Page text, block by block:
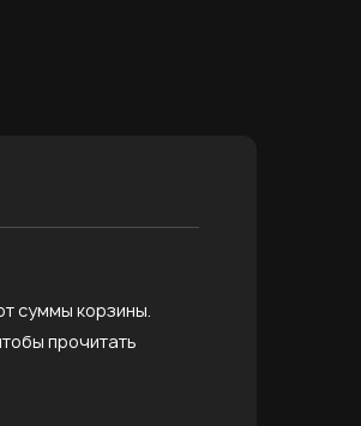
суммы корзины.
прочитать